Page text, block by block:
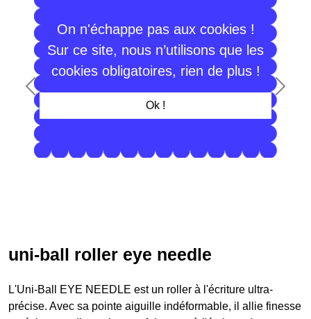
On n'échappe pas aux cookies !
Sur ce site, nous n’utilisons que les
cookies obligatoires, rien de plus !
Ok !
Précédent
uni-ball roller eye needle
L'Uni-Ball EYE NEEDLE est un roller à l'écriture ultra-
précise. Avec sa pointe aiguille indéformable, il allie finesse